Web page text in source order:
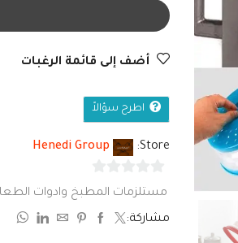
أضف إلى قائمة الرغبات
اطرح سؤالاً
Store:
Henedi Group
0
مستلزمات المطبخ وادوات
مشاركة: